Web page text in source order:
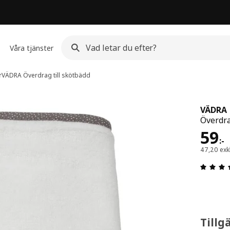
Våra tjänster
VÄDRA Överdrag till skötbädd
VÄDRA
59:-
Pris
47,20